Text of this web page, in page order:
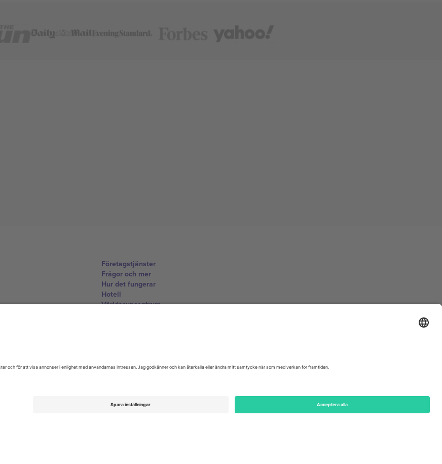
Företagstjänster
Frågor och mer
Hur det fungerar
Hotell
Världscupcentrum